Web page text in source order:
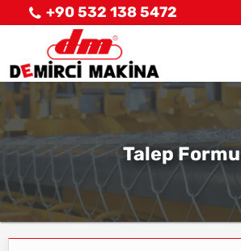
+90 532 138 5472
Talep Formu